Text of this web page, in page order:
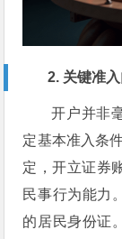
2. 关键准
开户并非
定基本准入条
定，开立证券
民事行为能力
的居民身份证